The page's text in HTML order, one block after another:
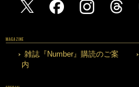
MAGAZINE
雑誌『Number』購読のご案
内